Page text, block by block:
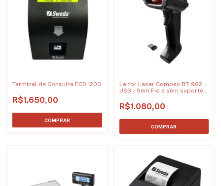
Terminal de Consulta ECD 1200
R$1.650,00
Leitor Laser Compex BT-962 -
USB - Sem Fio e sem suporte
R$1.080,00